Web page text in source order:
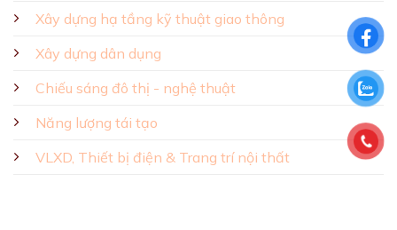
Xây dựng hạ tầng kỹ thuật giao thông
Xây dựng dân dụng
Chiếu sáng đô thị - nghệ thuật
Năng lượng tái tạo
VLXD, Thiết bị điện & Trang trí nội thất